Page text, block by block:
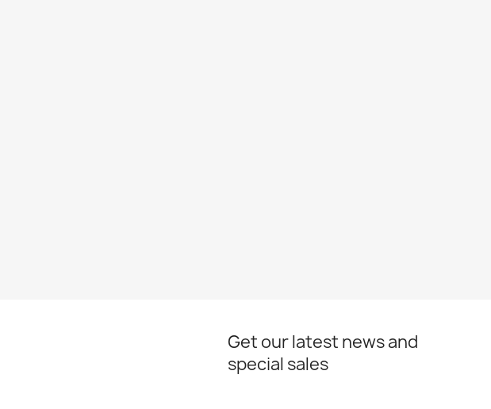
Get our latest news and
special sales